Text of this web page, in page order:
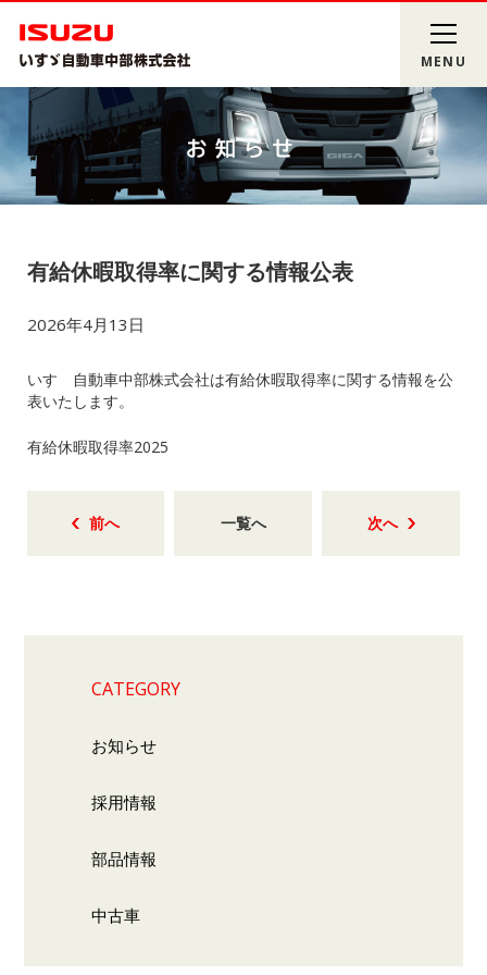
MENU
有給休暇取得率に関する情報公表
2026年4月13日
いすゞ自動車中部株式会社は有給休暇取得率に関する情報を公
表いたします。
有給休暇取得率2025
前へ 一覧へ 次へ
CATEGORY
お知らせ
採用情報
部品情報
中古車